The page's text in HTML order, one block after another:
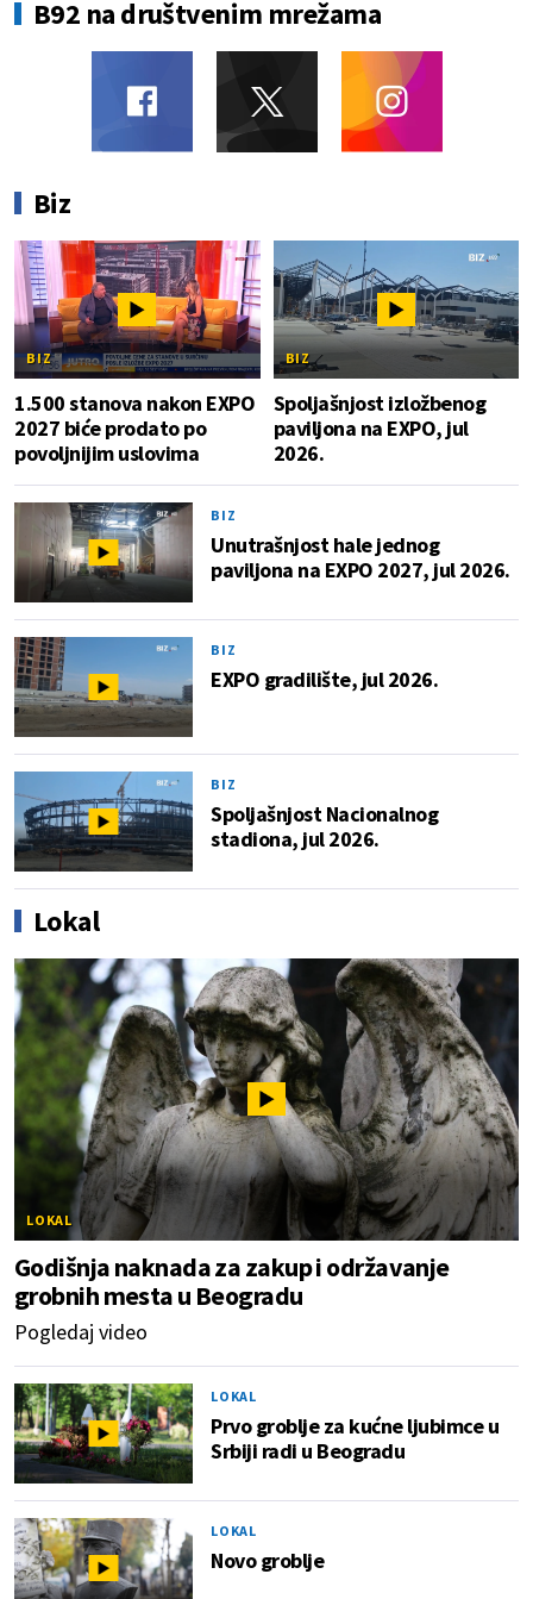
B92 na društvenim mrežama
Biz
BIZ
1.500 stanova nakon EXPO
2027 biće prodato po
povoljnijim uslovima
BIZ
Spoljašnjost izložbenog
paviljona na EXPO, jul
2026.
BIZ
Unutrašnjost hale jednog
paviljona na EXPO 2027, jul 2026.
BIZ
EXPO gradilište, jul 2026.
BIZ
Spoljašnjost Nacionalnog
stadiona, jul 2026.
Lokal
LOKAL
Godišnja naknada za zakup i održavanje
grobnih mesta u Beogradu
Pogledaj video
LOKAL
Prvo groblje za kućne ljubimce u
Srbiji radi u Beogradu
LOKAL
Novo groblje